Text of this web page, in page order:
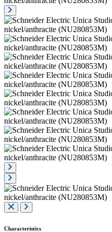
Characteristics